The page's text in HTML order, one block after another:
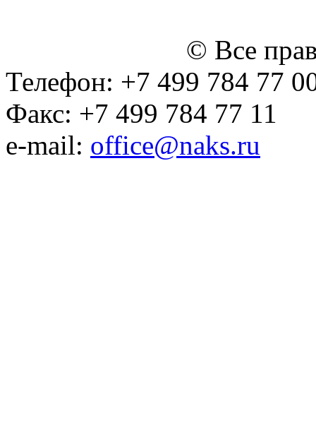
© Все
Телефон: +7 499 784 77
Факс: +7 499 784 77 11
e-mail: office@naks.ru